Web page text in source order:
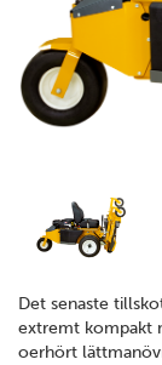
Det senaste
extremt kompakt
oerhört